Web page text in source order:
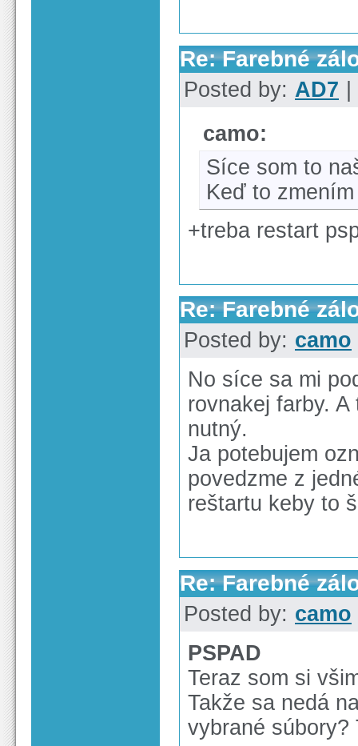
Re: Farebné
Posted by: AD7
camo:
Síce som to
Keď to
+treba restart
Re: Farebné
Posted by: camo
No síce sa mi
rovnakej farby.
nutný.
Ja potebujem
povedzme z
reštartu keby to
Re: Farebné
Posted by: camo
PSPAD
Teraz som si
Takže sa nedá
vybrané súbory?